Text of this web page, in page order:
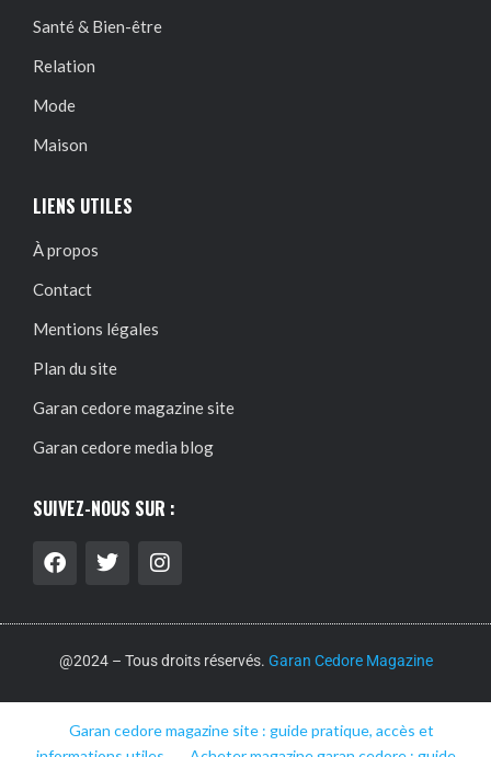
Santé & Bien-être
Relation
Mode
Maison
LIENS UTILES
À propos
Contact
Mentions légales
Plan du site
Garan cedore magazine site
Garan cedore media blog
SUIVEZ-NOUS SUR :
@2024 – Tous droits réservés. Garan Cedore Magazine
Garan cedore magazine site : guide pratique, accès et